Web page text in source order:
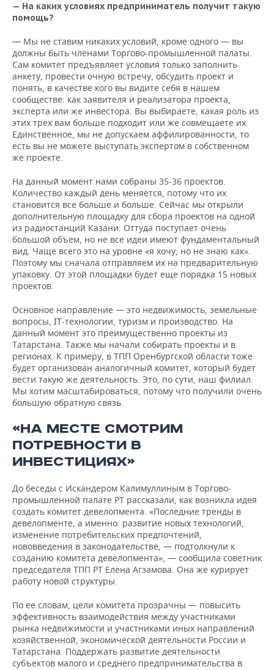
— На каких условиях предприниматель получит такую
помощь?
— Мы не ставим никаких условий, кроме одного — вы
должны быть членами Торгово-промышленной палаты.
Сам комитет предъявляет условия только заполнить
анкету, провести очную встречу, обсудить проект и
понять, в качестве кого вы видите себя в нашем
сообществе: как заявителя и реализатора проекта,
эксперта или же инвестора. Вы выбираете, какая роль из
этих трех вам больше подходит или же совмещаете их.
Единственное, мы не допускаем аффилированности, то
есть вы не можете выступать экспертом в собственном
же проекте.
На данный момент нами собраны 35-36 проектов.
Количество каждый день меняется, потому что их
становится все больше и больше. Сейчас мы открыли
дополнительную площадку для сбора проектов на одной
из радиостанций Казани. Оттуда поступает очень
большой объем, но не все идеи имеют фундаментальный
вид. Чаще всего это на уровне «я хочу, но не знаю как».
Поэтому мы сначала отправляем их на предварительную
упаковку. От этой площадки будет еще порядка 15 новых
проектов.
Основное направление — это недвижимость, земельные
вопросы, IT-технологии, туризм и производство. На
данный момент это преимущественно проекты из
Татарстана. Также мы начали собирать проекты и в
регионах. К примеру, в ТПП Оренбургской области тоже
будет организован аналогичный комитет, который будет
вести такую же деятельность. Это, по сути, наш филиал.
Мы хотим масштабироваться, потому что получили очень
большую обратную связь.
«НА МЕСТЕ СМОТРИМ
ПОТРЕБНОСТИ В
ИНВЕСТИЦИЯХ»
До беседы с Искандером Калимуллиным в Торгово-
промышленной палате РТ рассказали, как возникла идея
создать комитет девелопмента. «Последние тренды в
девелопменте, а именно: развитие новых технологий,
изменение потребительских предпочтений,
нововведения в законодательстве, — подтолкнули к
созданию комитета девелопмента», — сообщила советник
председателя ТПП РТ Елена Агзамова. Она же курирует
работу новой структуры.
По ее словам, цели комитета прозрачны — повысить
эффективность взаимодействия между участниками
рынка недвижимости и участниками иных направлений
хозяйственной, экономической деятельности России и
Татарстана. Поддержать развитие деятельности
субъектов малого и среднего предпринимательства в